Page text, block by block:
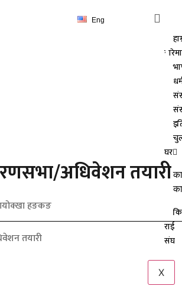
बारेमा
घर
राई
संघ
X
Eng
अधिवेशन
अधिवेशन तयारी
हङकङ
तयारी